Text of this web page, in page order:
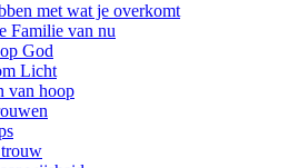
met wat je overkomt
Familie van nu
God
Licht
van hoop